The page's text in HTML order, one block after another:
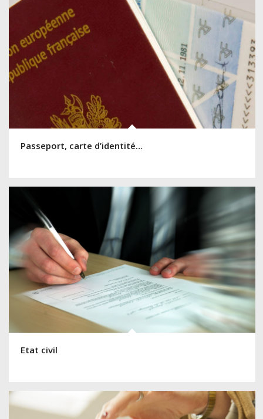
Passeport, carte d’identité…
Etat civil